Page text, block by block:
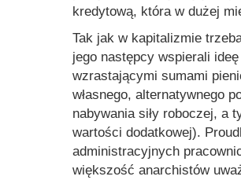
kredytową, która w dużej
Tak jak w kapitalizmie
jego następcy wspierali ideę
wzrastającymi sumami
własnego, alternatywnego
nabywania siły roboczej, a
wartości dodatkowej).
administracyjnych
większość anarchistów